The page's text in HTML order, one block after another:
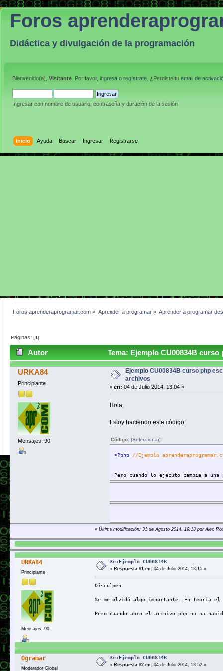
Foros
Didáctica y divulgación de la programación
Bienvenido(a), Visitante . Por favor, ingresa o regístrate . ¿Perdiste tu email de
Ingresar con nombre de usuario, contraseña y duración de la sesión
Inicio Ayuda Buscar Ingresar Registrarse
Foros aprenderaprogramar.com » Aprender a programar» Aprender a programar
Páginas: [1]
Autor Tema: Ejemplo CU00834B
URKA84
Principiante
Mensajes: 90
Ejemplo CU00834B curso php
archivos
« en: 04 de Julio 2014, 13:04 »
Hola,
Estoy haciendo este código:
Código: [Seleccionar]
<?php //Ejemplo
Pero cuando lo ejecuto cambia a una
« Última modificación: 31 de Agosto 2014, 19:13 por Alex
URKA84
Principiante
Mensajes: 90
Re:Ejemplo CU00834B
« Respuesta #1 en: 04 de Julio 2014, 13:15 »
Disculpen.
Se me olvidó algo importante. En teoría
Pero cuando abro el archivo php no ha
Ogramar
Moderador Global
Re:Ejemplo CU00834B
« Respuesta #2 en: 04 de Julio 2014, 13:52 »